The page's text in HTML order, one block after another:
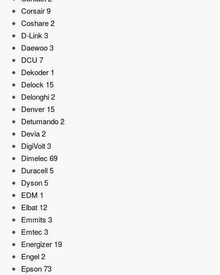
Corsair9
Coshare2
D-Link3
Daewoo3
DCU 7
Dekoder 1
Delock 15
Delonghi2
Denver 15
Detumando2
Devia2
DigiVolt3
Dimelec 69
Duracell5
Dyson5
EDM 1
Elbat 12
Emmits 3
Emtec 3
Energizer 19
Engel2
Epson73